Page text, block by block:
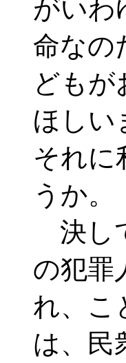
がいわ
命な
どもが
ほしい
それに
うか。
決し
の犯罪
れ、こ
は、民